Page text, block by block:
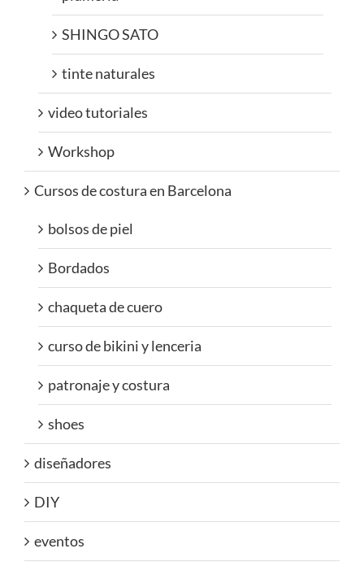
SHINGO SATO
tinte naturales
video tutoriales
Workshop
Cursos de costura en Barcelona
bolsos de piel
Bordados
chaqueta de cuero
curso de bikini y lenceria
patronaje y costura
shoes
diseñadores
DIY
eventos